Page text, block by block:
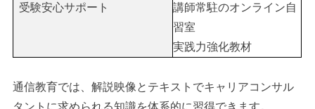
受験安心サポート
講師常駐のオンライン自
習室
実践力強化教材
通信教育では、解説映像とテキストでキャリアコンサル
タントに求められる知識を体系的に習得できます。